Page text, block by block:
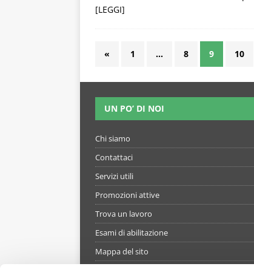
[LEGGI]
« 1 … 8 9 10
UN PO’ DI NOI
Chi siamo
Contattaci
Servizi utili
Promozioni attive
Trova un lavoro
Esami di abilitazione
Mappa del sito